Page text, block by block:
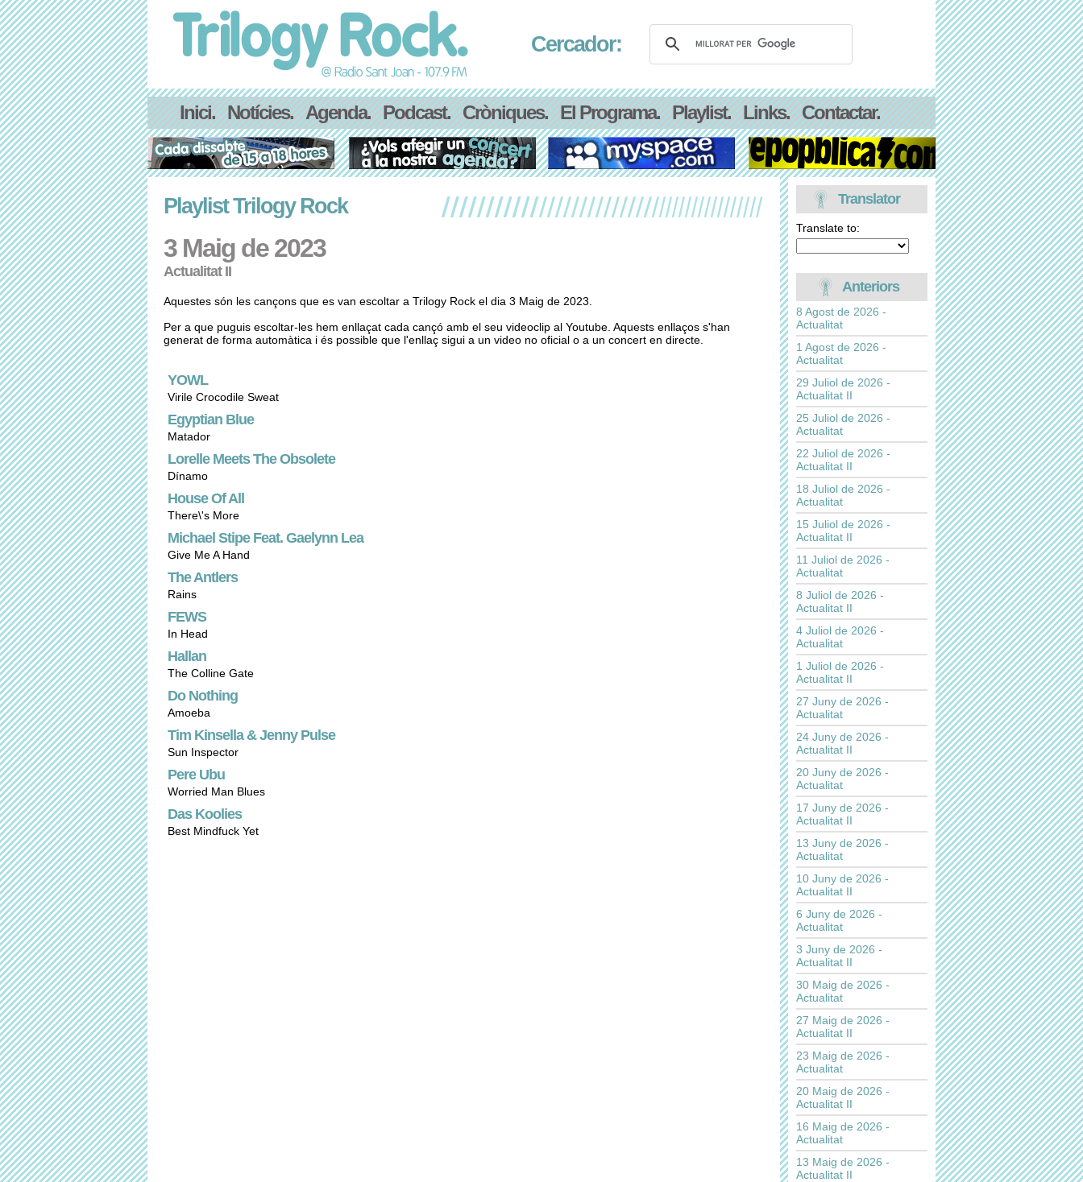
Cercador:
Inici. Notícies. Agenda. Podcast. Cròniques. El Programa. Playlist. Links. Contactar.
Playlist Trilogy Rock
3 Maig de 2023
Actualitat II
Aquestes són les cançons que es van escoltar a Trilogy Rock el dia 3 Maig de 2023.
Per a que puguis escoltar-les hem enllaçat cada cançó amb el seu videoclip al Youtube. Aquests enllaços s'han
generat de forma automàtica i és possible que l'enllaç sigui a un video no oficial o a un concert en directe.
YOWL
Virile Crocodile Sweat
Egyptian Blue
Matador
Lorelle Meets The Obsolete
Dínamo
House Of All
There\'s More
Michael Stipe Feat. Gaelynn Lea
Give Me A Hand
The Antlers
Rains
FEWS
In Head
Hallan
The Colline Gate
Do Nothing
Amoeba
Tim Kinsella & Jenny Pulse
Sun Inspector
Pere Ubu
Worried Man Blues
Das Koolies
Best Mindfuck Yet
Translator
Translate to:
Anteriors
8 Agost de 2026 -
Actualitat
1 Agost de 2026 -
Actualitat
29 Juliol de 2026 -
Actualitat II
25 Juliol de 2026 -
Actualitat
22 Juliol de 2026 -
Actualitat II
18 Juliol de 2026 -
Actualitat
15 Juliol de 2026 -
Actualitat II
11 Juliol de 2026 -
Actualitat
8 Juliol de 2026 -
Actualitat II
4 Juliol de 2026 -
Actualitat
1 Juliol de 2026 -
Actualitat II
27 Juny de 2026 -
Actualitat
24 Juny de 2026 -
Actualitat II
20 Juny de 2026 -
Actualitat
17 Juny de 2026 -
Actualitat II
13 Juny de 2026 -
Actualitat
10 Juny de 2026 -
Actualitat II
6 Juny de 2026 -
Actualitat
3 Juny de 2026 -
Actualitat II
30 Maig de 2026 -
Actualitat
27 Maig de 2026 -
Actualitat II
23 Maig de 2026 -
Actualitat
20 Maig de 2026 -
Actualitat II
16 Maig de 2026 -
Actualitat
13 Maig de 2026 -
Actualitat II